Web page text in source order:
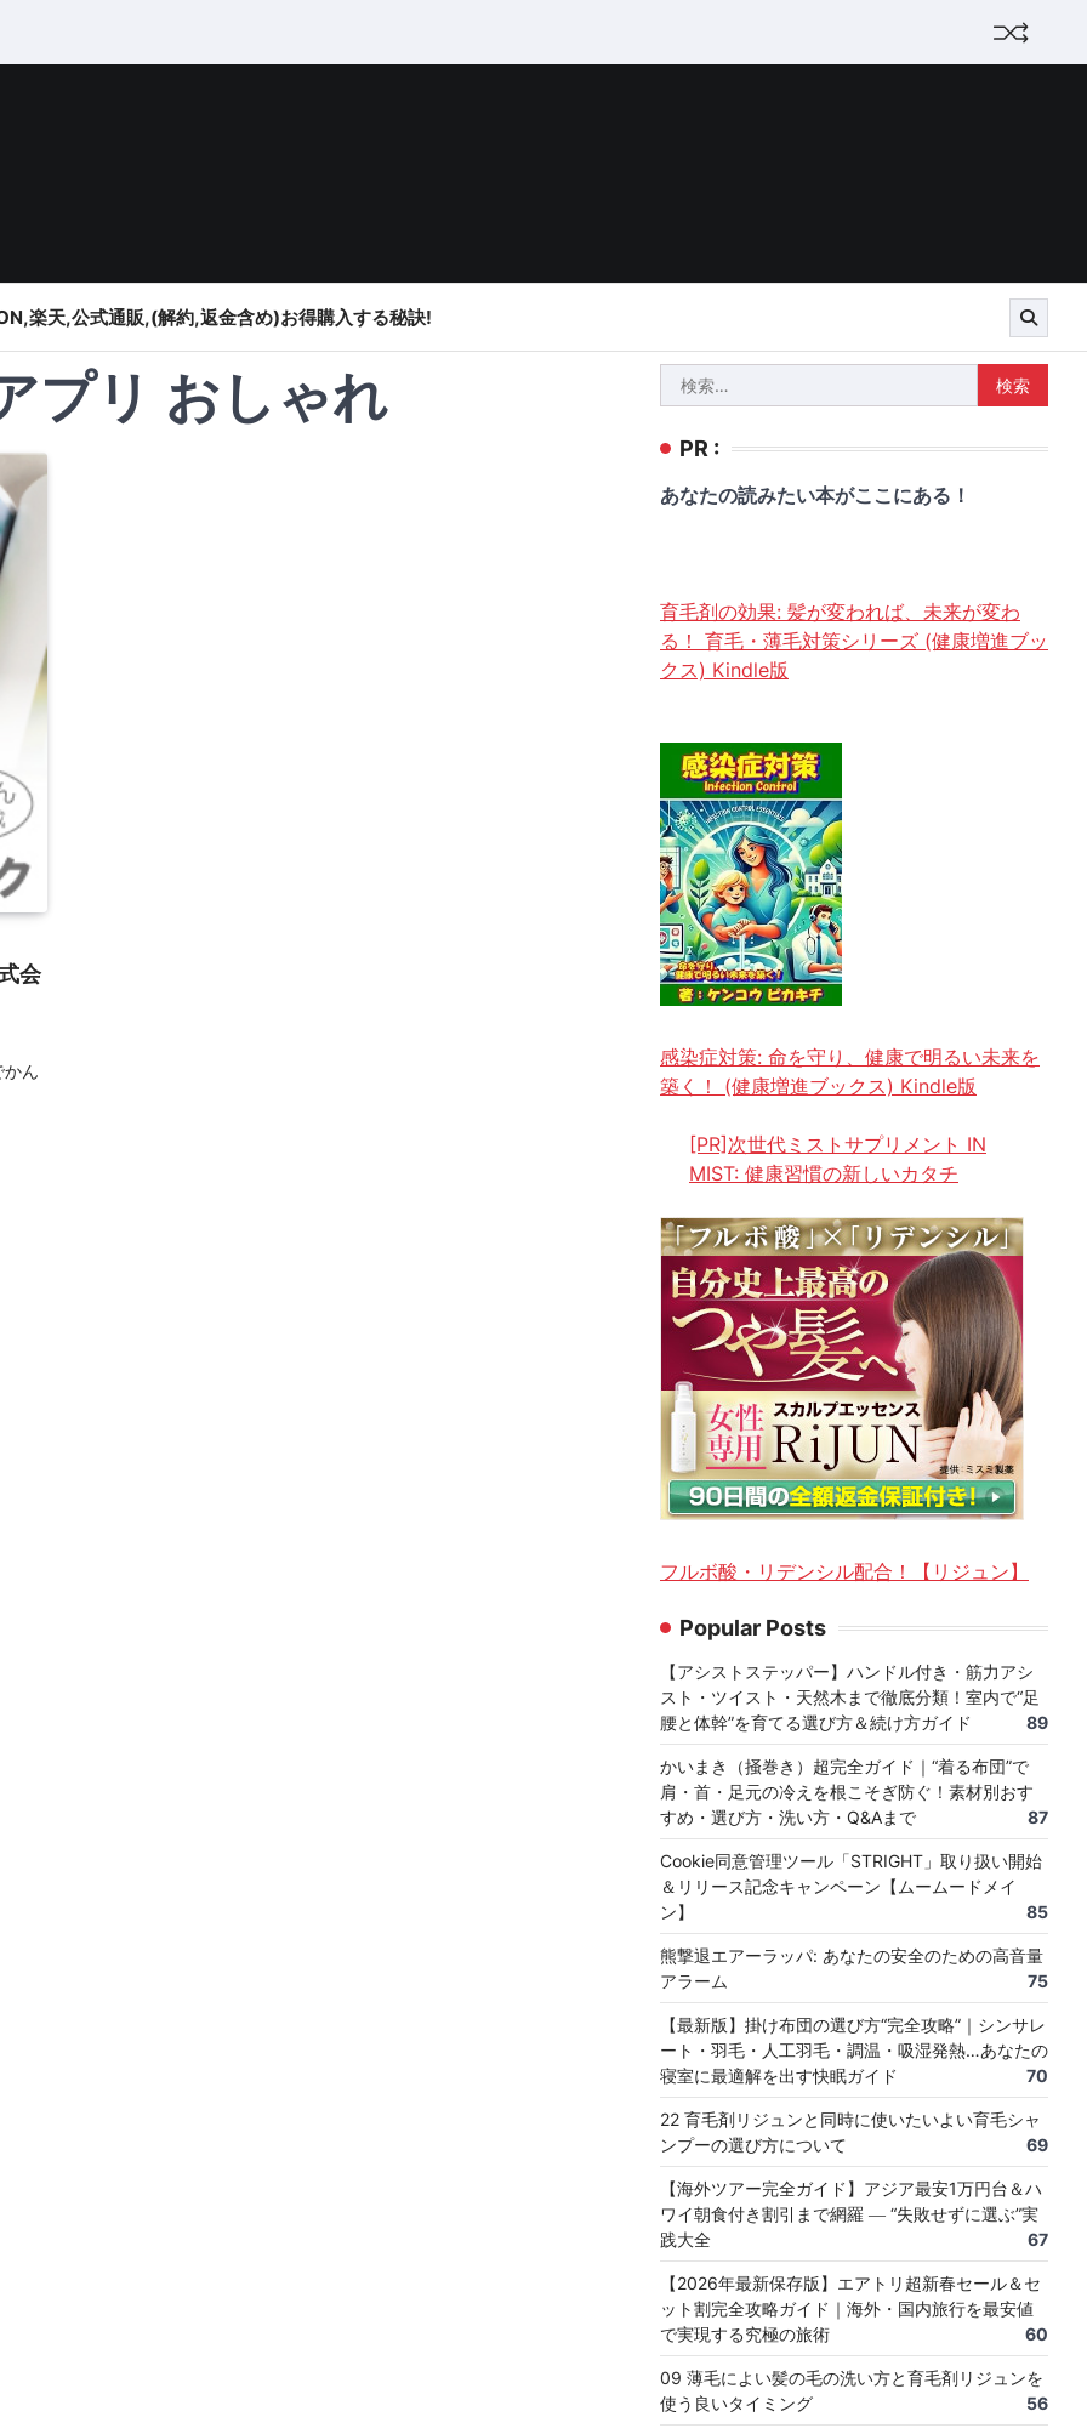
楽天,公式通販,(解約,返金含め)お得購入する秘訣!
プリ おしゃれ
会
かん
索:
PR :
あなたの読みたい本がここにある！
育毛剤の効果: 髪が変われば、未来が変わ
る！ 育毛・薄毛対策シリーズ (健康増進ブッ
クス) Kindle版
感染症対策: 命を守り、健康で明るい未来を
築く！ (健康増進ブックス) Kindle版
[PR]次世代ミストサプリメント IN
MIST: 健康習慣の新しいカタチ
フルボ酸・リデンシル配合！【リジュン】
Popular Posts
【アシストステッパー】ハンドル付き・筋力アシ
スト・ツイスト・天然木まで徹底分類！室内で“足
腰と体幹”を育てる選び方＆続け方ガイド
89
かいまき（掻巻き）超完全ガイド｜“着る布団”で
肩・首・足元の冷えを根こそぎ防ぐ！素材別おす
すめ・選び方・洗い方・Q&Aまで
87
Cookie同意管理ツール「STRIGHT」取り扱い開始
＆リリース記念キャンペーン【ムームードメイ
ン】
85
熊撃退エアーラッパ: あなたの安全のための高音量
アラーム
75
【最新版】掛け布団の選び方“完全攻略”｜シンサレ
ート・羽毛・人工羽毛・調温・吸湿発熱…あなたの
寝室に最適解を出す快眠ガイド
70
22 育毛剤リジュンと同時に使いたいよい育毛シャ
ンプーの選び方について
69
【海外ツアー完全ガイド】アジア最安1万円台＆ハ
ワイ朝食付き割引まで網羅 ― “失敗せずに選ぶ”実
践大全
67
【2026年最新保存版】エアトリ超新春セール＆セ
ット割完全攻略ガイド｜海外・国内旅行を最安値
で実現する究極の旅術
60
09 薄毛によい髪の毛の洗い方と育毛剤リジュンを
使う良いタイミング
56